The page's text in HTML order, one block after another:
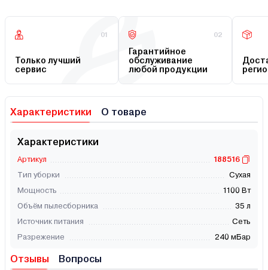
01
Только лучший
сервис
02
Гарантийное
обслуживание
любой продукции
Характеристики О товаре
Характеристики
Артикул
188516
Тип уборки
Сухая
Мощность
1100 Вт
Объём пылесборника
35 л
Источник питания
Сеть
Разрежение
240 мБар
Отзывы Вопросы